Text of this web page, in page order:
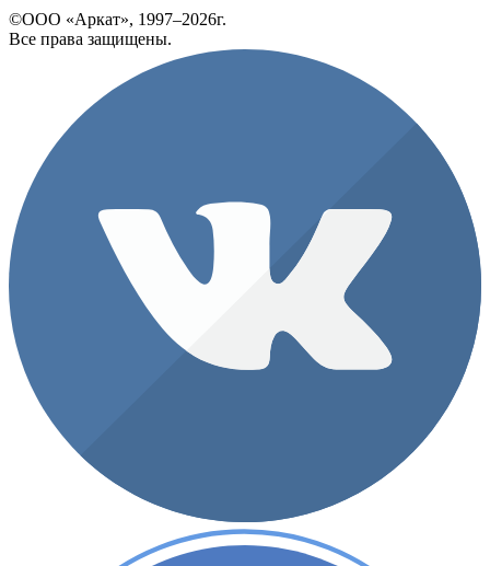
©ООО «Аркат», 1997–2026г.
Все права защищены.